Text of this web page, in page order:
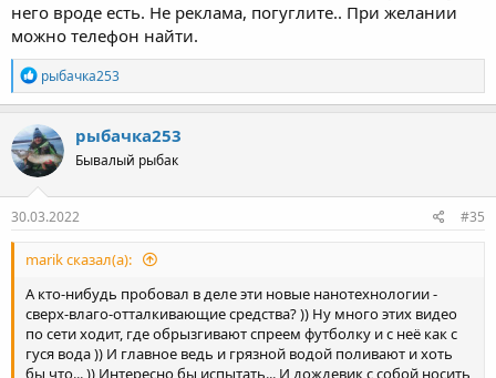
него вроде есть. Не реклама, погуглите.. При желании
можно телефон найти.
Р
е
а
к
ц
и
и
:
рыбачка253
рыбачка253
Бывалый рыбак
30.03.2022 #35
marik сказал(а):
А кто-нибудь пробовал в деле эти новые нанотехнологии -
сверх-влаго-отталкивающие средства? )) Ну много этих видео
по сети ходит, где обрызгивают спреем футболку и с неё как с
гуся вода )) И главное ведь и грязной водой поливают и хоть
бы что... )) Интересно бы испытать... И дождевик с собой носить